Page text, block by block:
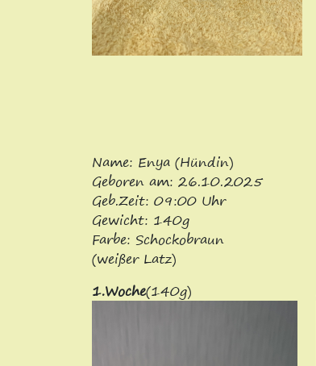
Name: Enya (Hündin)
Geboren am: 26.10.2025
Geb.Zeit: 09:00 Uhr
Gewicht: 140g
Farbe: Schockobraun
(weißer Latz)
1.Woche(140g)